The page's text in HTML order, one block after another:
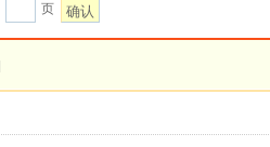
页 确认